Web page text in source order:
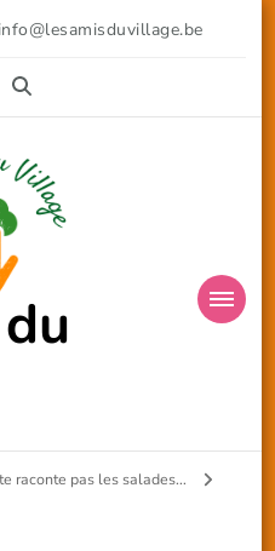
info@lesamisduvillage.be
raconte pas les salades...